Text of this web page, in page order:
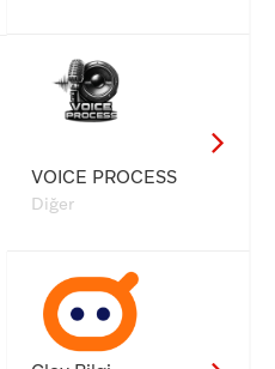
VOICE PROCESS
Diğer